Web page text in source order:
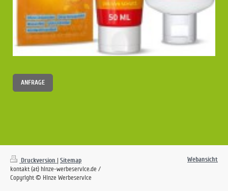
ANFRAGE
Druckversion | Sitemap
kontakt (at) hinze-werbeservice.de /
Copyright © Hinze Werbeservice
Webansicht